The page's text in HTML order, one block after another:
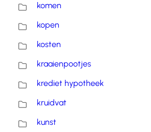
komen
kopen
kosten
kraaienpootjes
krediet hypotheek
kruidvat
kunst